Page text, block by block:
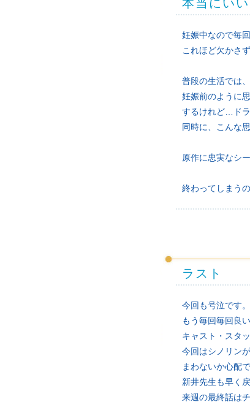
本当にい
妊娠中なので毎
これほど欠かさ
普段の生活では
妊娠前のように
するけれど…ドラ
同時に、こんな
原作に忠実なシ
終わってしまう
ラスト
今回も号泣です。
もう毎回毎回良
キャスト・スタ
今回はシノリン
まわないか心配
新井先生も早く
来週の最終話は